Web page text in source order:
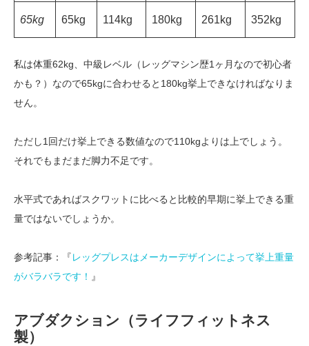
65kg 65kg 114kg 180kg 261kg 352kg
私は体重62kg、中級レベル（レッグマシン歴1ヶ月なので初心者
かも？）なので65kgに合わせると180kg挙上できなければなりま
せん。
ただし1回だけ挙上できる数値なので110kgよりは上でしょう。
それでもまだまだ脚力不足です。
水平式であればスクワットに比べると比較的早期に挙上できる重
量ではないでしょうか。
参考記事：『レッグプレスはメーカーデザインによって挙上重量
がバラバラです！ 』
アブダクション（ライフフィットネス
製）